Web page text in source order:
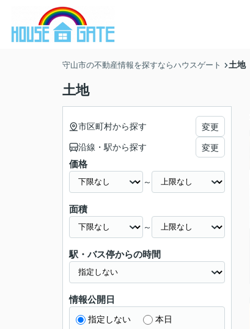
守山市の不動産情報を探すならハウスゲート 土地
土地
市区町村から探す 変更
沿線・駅から探す 変更
価格
～
面積
～
駅・バス停からの時間
情報公開日
指定しない 本日